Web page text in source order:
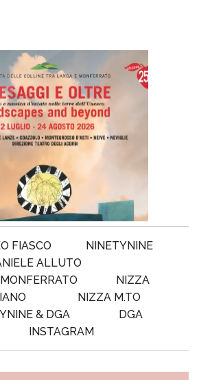
FIASCO
NINETYNINE
ALLUTO
NIZZA
NIZZA M.TO
& DGA
DGA
INSTAGRAM